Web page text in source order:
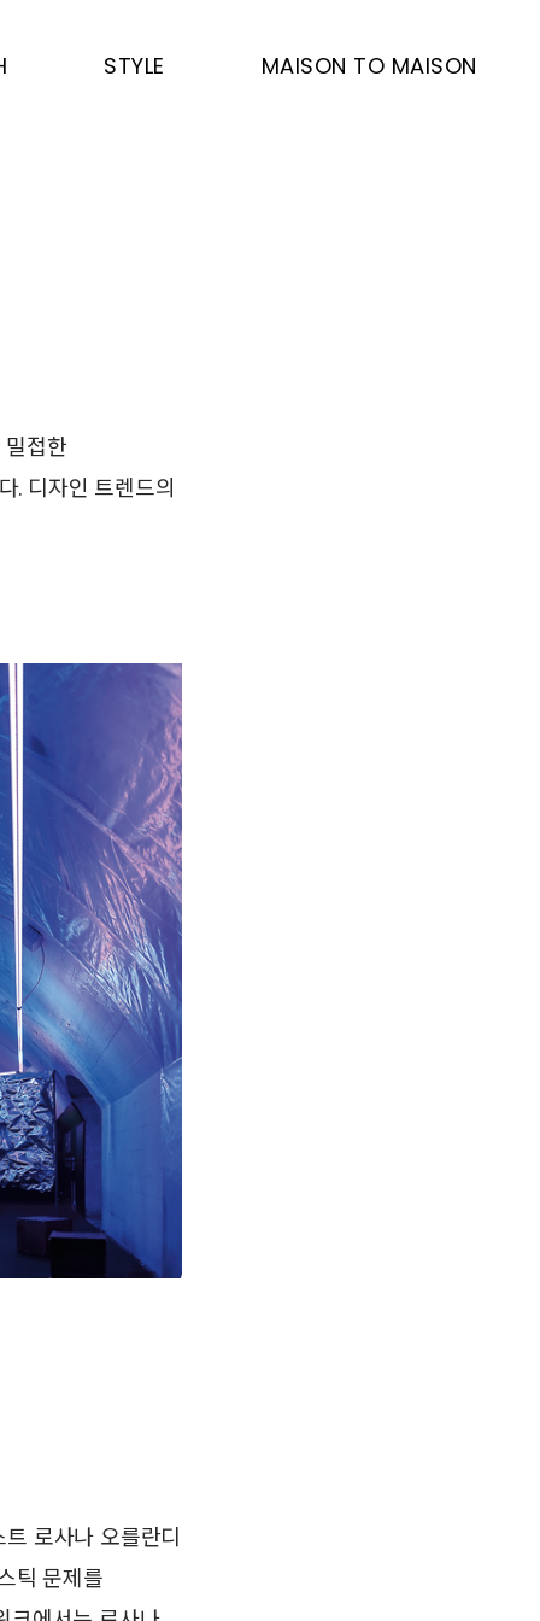
STYLE MAISON TO MAISON
접한
. 디자인 트렌드의
로사나 오를란디
틱 문제를